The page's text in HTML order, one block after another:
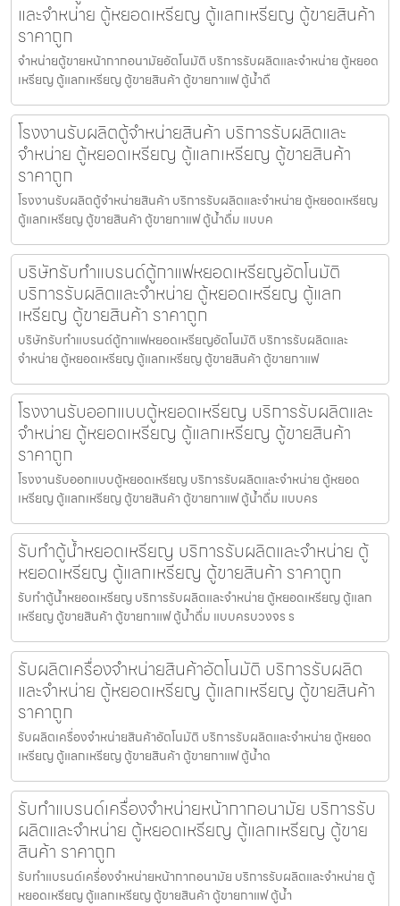
และจำหน่าย ตู้หยอดเหรียญ ตู้แลกเหรียญ ตู้ขายสินค้า
ราคาถูก
จำหน่ายตู้ขายหน้ากากอนามัย​อัตโนมัติ บริการรับผลิตและจำหน่าย ตู้หยอด
เหรียญ ตู้แลกเหรียญ ตู้ขายสินค้า ตู้ขายกาแฟ ตู้น้ำดื
โรงงานรับผลิตตู้จำหน่ายสินค้า บริการรับผลิตและ
จำหน่าย ตู้หยอดเหรียญ ตู้แลกเหรียญ ตู้ขายสินค้า
ราคาถูก
โรงงานรับผลิตตู้จำหน่ายสินค้า บริการรับผลิตและจำหน่าย ตู้หยอดเหรียญ
ตู้แลกเหรียญ ตู้ขายสินค้า ตู้ขายกาแฟ ตู้น้ำดื่ม แบบค
บริษัทรับทำแบรนด์ตู้กาแฟหยอดเหรียญ​อัตโนมัติ
บริการรับผลิตและจำหน่าย ตู้หยอดเหรียญ ตู้แลก
เหรียญ ตู้ขายสินค้า ราคาถูก
บริษัทรับทำแบรนด์ตู้กาแฟหยอดเหรียญ​อัตโนมัติ บริการรับผลิตและ
จำหน่าย ตู้หยอดเหรียญ ตู้แลกเหรียญ ตู้ขายสินค้า ตู้ขายกาแฟ
โรงงานรับออกแบบตู้หยอดเหรียญ บริการรับผลิตและ
จำหน่าย ตู้หยอดเหรียญ ตู้แลกเหรียญ ตู้ขายสินค้า
ราคาถูก
โรงงานรับออกแบบตู้หยอดเหรียญ บริการรับผลิตและจำหน่าย ตู้หยอด
เหรียญ ตู้แลกเหรียญ ตู้ขายสินค้า ตู้ขายกาแฟ ตู้น้ำดื่ม แบบคร
รับทำตู้น้ำหยอดเหรียญ บริการรับผลิตและจำหน่าย ตู้
หยอดเหรียญ ตู้แลกเหรียญ ตู้ขายสินค้า ราคาถูก
รับทำตู้น้ำหยอดเหรียญ บริการรับผลิตและจำหน่าย ตู้หยอดเหรียญ ตู้แลก
เหรียญ ตู้ขายสินค้า ตู้ขายกาแฟ ตู้น้ำดื่ม แบบครบวงจร ร
รับผลิตเครื่องจำหน่ายสินค้า​อัตโนมัติ บริการรับผลิต
และจำหน่าย ตู้หยอดเหรียญ ตู้แลกเหรียญ ตู้ขายสินค้า
ราคาถูก
รับผลิตเครื่องจำหน่ายสินค้า​อัตโนมัติ บริการรับผลิตและจำหน่าย ตู้หยอด
เหรียญ ตู้แลกเหรียญ ตู้ขายสินค้า ตู้ขายกาแฟ ตู้น้ำด
รับทำแบรนด์เครื่องจำหน่ายหน้ากากอนามัย บริการรับ
ผลิตและจำหน่าย ตู้หยอดเหรียญ ตู้แลกเหรียญ ตู้ขาย
สินค้า ราคาถูก
รับทำแบรนด์เครื่องจำหน่ายหน้ากากอนามัย บริการรับผลิตและจำหน่าย ตู้
หยอดเหรียญ ตู้แลกเหรียญ ตู้ขายสินค้า ตู้ขายกาแฟ ตู้น้ำ